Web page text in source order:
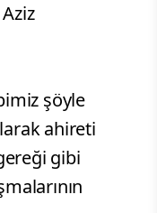
şöyle
ahireti
gibi